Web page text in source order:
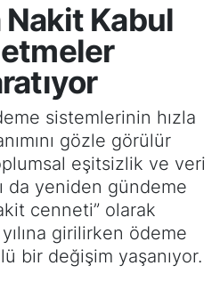
Nakit Kabul
sistemlerinin hızla
gözle görülür
eşitsizlik ve veri
da yeniden gündeme
cenneti” olarak
girilirken ödeme
bir değişim yaşanıyor.